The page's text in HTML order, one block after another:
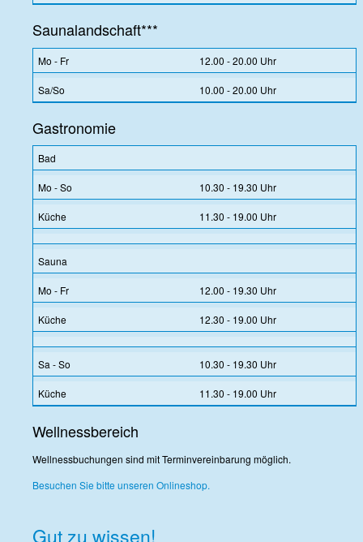
Saunalandschaft***
Mo - Fr 12.00 - 20.00 Uhr
Sa/So 10.00 - 20.00 Uhr
Gastronomie
Bad
Mo - So 10.30 - 19.30 Uhr
Küche 11.30 - 19.00 Uhr
Sauna
Mo - Fr 12.00 - 19.30 Uhr
Küche 12.30 - 19.00 Uhr
Sa - So 10.30 - 19.30 Uhr
Küche 11.30 - 19.00 Uhr
Wellnessbereich
Wellnessbuchungen sind mit Terminvereinbarung möglich.
Besuchen Sie bitte unseren Onlineshop.
Gut zu wissen!